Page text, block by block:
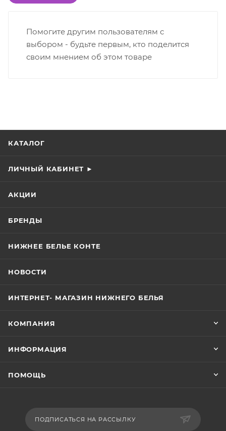
Помогите другим пользователям с
выбором - будьте первым, кто поделится
своим мнением об этом товаре
КАТАЛОГ
ЛИЧНЫЙ КАБИНЕТ ►
АКЦИИ
БРЕНДЫ
НИЖНЕЕ БЕЛЬЕ КОНТЕ
НОВОСТИ
ИНТЕРНЕТ- МАГАЗИН НИЖНЕГО БЕЛЬЯ
КОМПАНИЯ
ИНФОРМАЦИЯ
ПОМОЩЬ
ПОДПИСАТЬСЯ НА РАССЫЛКУ